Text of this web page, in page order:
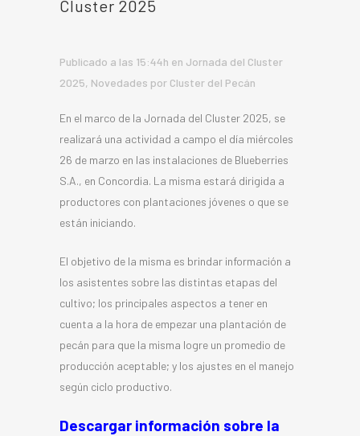
Cluster 2025
Publicado a las 15:44h en Jornada del Cluster
2025, Novedades por Cluster del Pecán
En el marco de la Jornada del Cluster 2025, se
realizará una actividad a campo el día miércoles
26 de marzo en las instalaciones de Blueberries
S.A., en Concordia. La misma estará dirigida a
productores con plantaciones jóvenes o que se
están iniciando.
El objetivo de la misma es brindar información a
los asistentes sobre las distintas etapas del
cultivo; los principales aspectos a tener en
cuenta a la hora de empezar una plantación de
pecán para que la misma logre un promedio de
producción aceptable; y los ajustes en el manejo
según ciclo productivo.
Descargar información sobre la